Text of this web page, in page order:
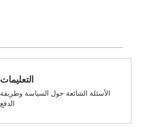
التعليمات
الأسئلة الشائعة حول السياسة وطريقة
الدفع